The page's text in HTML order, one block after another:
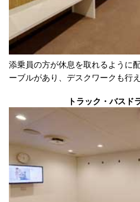
添乗員の方が休息を取れるように
ーブルがあり、デスクワークも行え
トラック・バスド